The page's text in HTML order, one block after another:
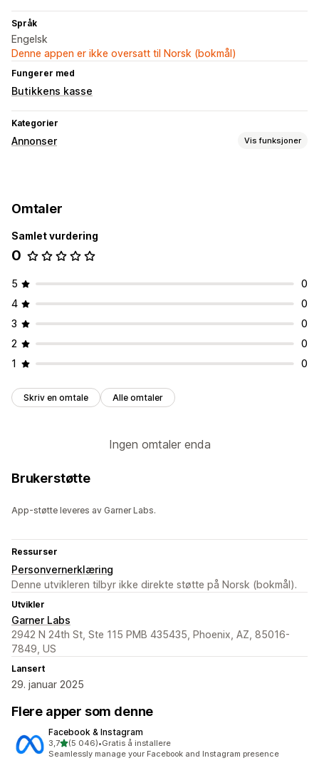
Språk
Engelsk
Denne appen er ikke oversatt til Norsk (bokmål)
Fungerer med
Butikkens kasse
Kategorier
Annonser Vis funksjoner
Stedsbasert
Kampanjeadministrasjon
Pikseladministrasjon
Ytelsesanalyse
«Klikk videre»-rater Konverteringssporing Visningsantall
Omtaler
Samlet vurdering
0
5
0
4
0
3
0
2
0
1
0
Skriv en omtale Alle omtaler
Ingen omtaler enda
Brukerstøtte
App-støtte leveres av Garner Labs.
Ressurser
Personvernerklæring
Denne utvikleren tilbyr ikke direkte støtte på Norsk (bokmål).
Utvikler
Garner Labs
2942 N 24th St, Ste 115 PMB 435435, Phoenix, AZ, 85016-
7849, US
Lansert
29. januar 2025
Flere apper som denne
Facebook & Instagram
3,7av 5 stjerner
(5 046)
Totalt 5046 omtaler
•Gratis å installere
Seamlessly manage your Facebook and Instagram presence